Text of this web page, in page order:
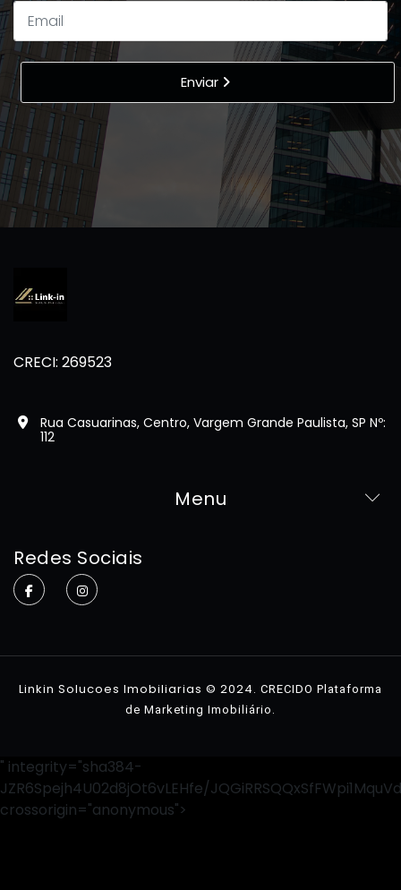
Enviar
CRECI: 269523
Rua Casuarinas, Centro, Vargem Grande Paulista, SP Nº:
112
Menu
Redes Sociais
Linkin Solucoes Imobiliarias © 2024. CRECIDO Plataforma
de Marketing Imobiliário .
" integrity="sha384-
JZR6Spejh4U02d8jOt6vLEHfe/
crossorigin="anonymous">